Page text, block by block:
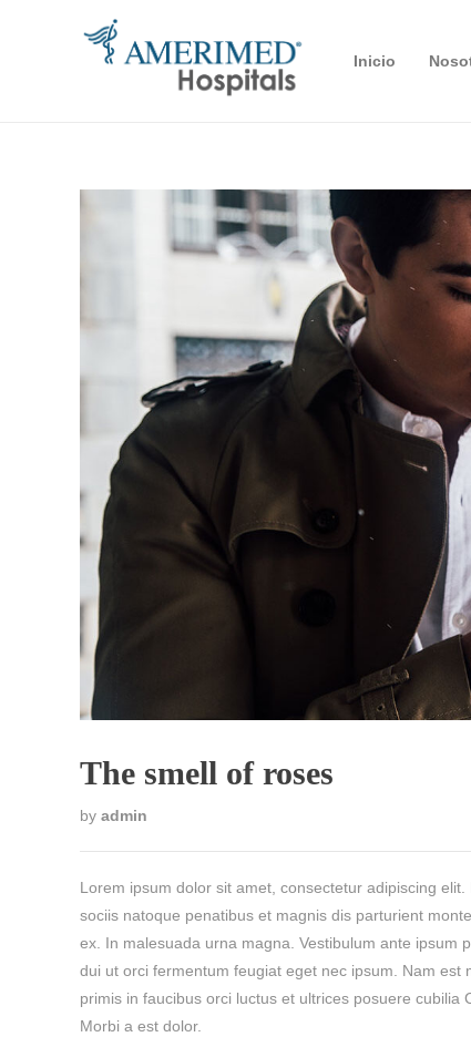
Inicio
The smell of roses
by admin
Lorem ipsum dolor sit amet, consectetur adipiscing
sociis natoque penatibus et magnis dis parturient
ex. In malesuada urna magna. Vestibulum ante ipsum
dui ut orci fermentum feugiat eget nec ipsum. Nam
primis in faucibus orci luctus et ultrices posuere
Morbi a est dolor.